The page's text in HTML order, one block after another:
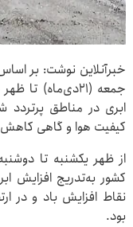
خبرآنلاین نوشت: بر
ابری در مناطق
کیفیت هوا و گاهی
کشور به‌تدریج افزایش
نقاط افزایش باد و در
بود.